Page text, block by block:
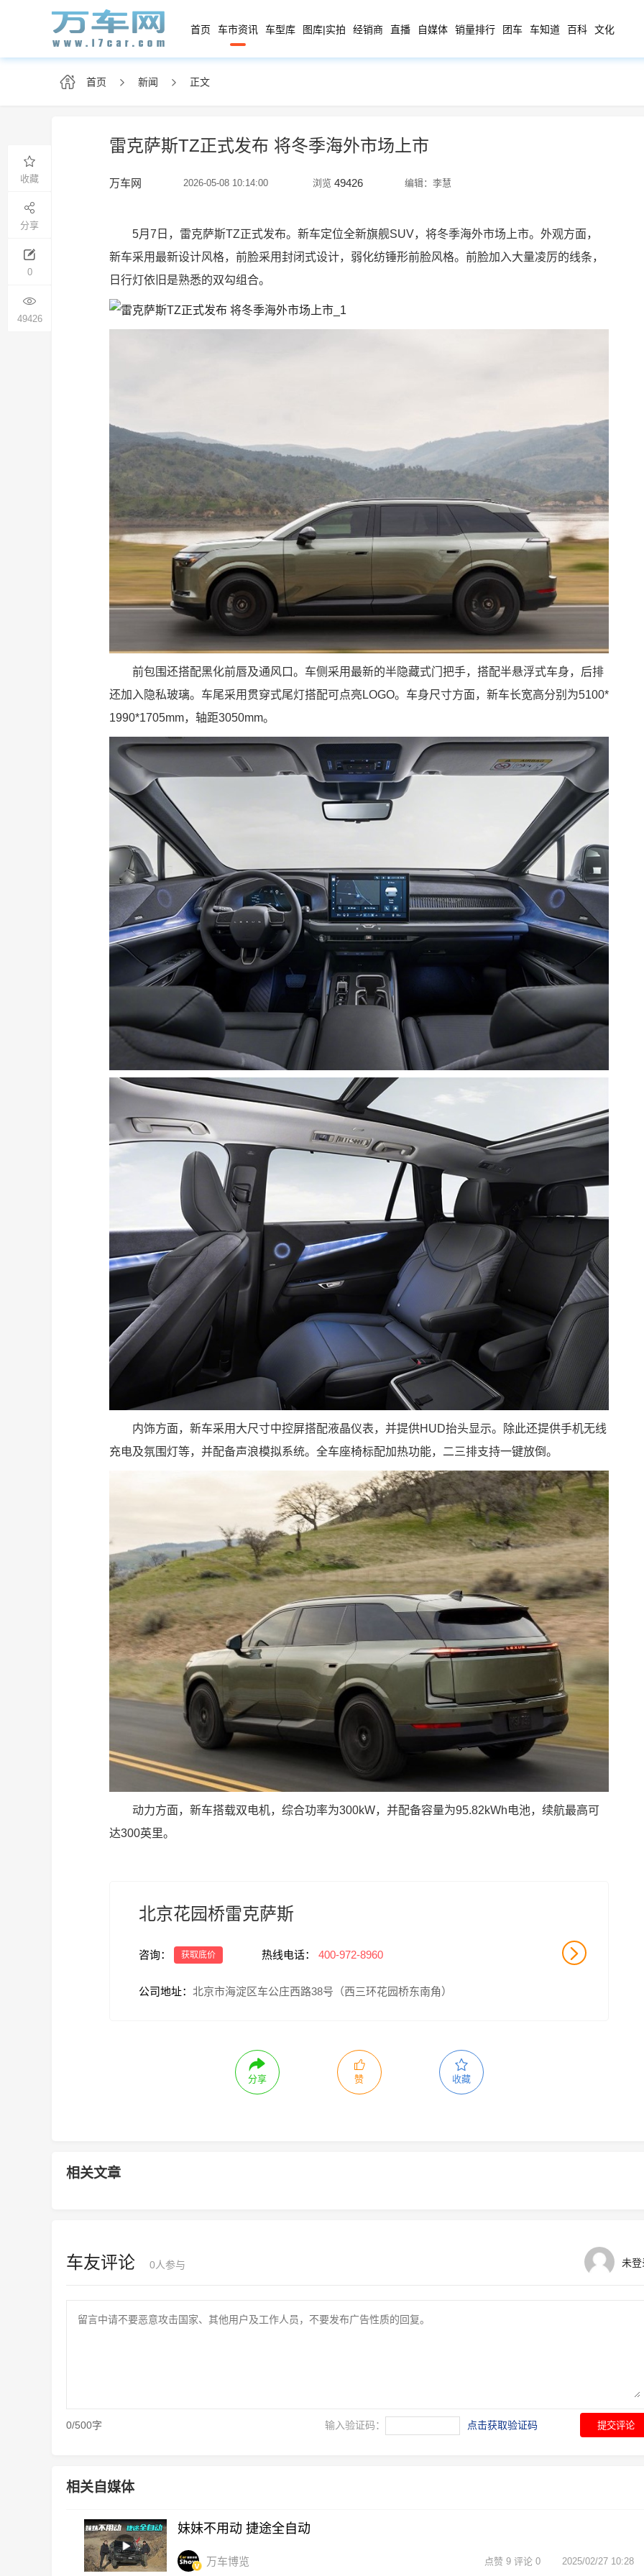
首页 车市资讯 车型库 图库|实拍 经销商 直播 自媒体 销量排行 团车 车知道 百科 文化
首页 新闻 正文
雷克萨斯TZ正式发布 将冬季海外市场上市
万车网 2026-05-08 10:14:00 浏览 49426 编辑：李慧
收藏
分享
0
49426
5月7日，雷克萨斯TZ正式发布。新车定位全新旗舰SUV，将冬季海外市场上市。 外观方面，
新车采用最新设计风格，前脸采用封闭式设计，弱化纺锤形前脸风格。前脸加入大量凌厉的线条，
日行灯依旧是熟悉的双勾组合。
前包围还搭配黑化前唇及通风口。车侧采用最新的半隐藏式门把手，搭配半悬浮式车身，后排
还加入隐私玻璃。车尾采用贯穿式尾灯搭配可点亮LOGO。车身尺寸方面，新车长宽高分别为5100*
1990*1705mm，轴距3050mm。
内饰方面，新车采用大尺寸中控屏搭配液晶仪表，并提供HUD抬头显示。除此还提供手机无线
充电及氛围灯等，并配备声浪模拟系统。全车座椅标配加热功能，二三排支持一键放倒。
动力方面，新车搭载双电机，综合功率为300kW，并配备容量为95.82kWh电池，续航最高可
达300英里。
北京花园桥雷克萨斯
咨询： 获取底价 热线电话： 400-972-8960
公司地址： 北京市海淀区车公庄西路38号（西三环花园桥东南角）
分享 赞 收藏
相关文章
未登
车友评论 0 人参与
0/500字 输入验证码： 点击获取验证码 提交评论
相关自媒体
妹妹不用动 捷途全自动
万车博览 2025/02/27 10:28
点赞 9 评论 0